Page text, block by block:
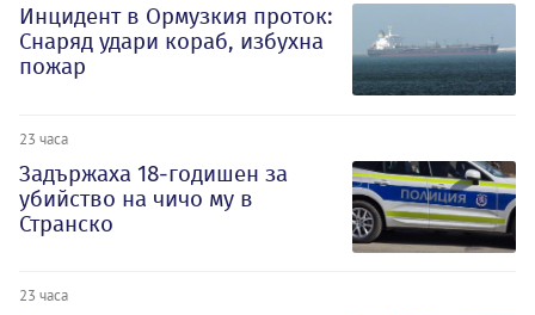
Инцидент в Ормузкия проток:
Снаряд удари кораб, избухна
пожар
23 часа
Задържаха 18-годишен за
убийство на чичо му в
Странско
23 часа